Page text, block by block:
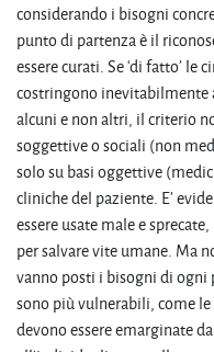
considerando i bisogni
punto di partenza è il
essere curati. Se ‘di fatto’ le
costringono inevitabilmente
alcuni e non altri, il criterio
soggettive o sociali (non
solo su basi oggettive
cliniche del paziente. E’
essere usate male e
per salvare vite umane. Ma
vanno posti i bisogni di ogni
sono più vulnerabili, come
devono essere emarginate